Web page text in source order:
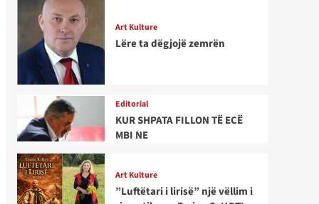
Art Kulture
Lëre ta dëgjojë zemrën
Editorial
KUR SHPATA FILLON TË ECË
MBI NE
Art Kulture
”Luftëtari i lirisë” një vëllim i